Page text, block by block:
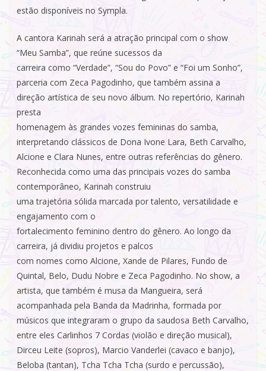
estão disponíveis no Sympla.
A cantora Karinah será a atração principal com o show
“Meu Samba”, que reúne sucessos da
carreira como “Verdade”, “Sou do Povo” e “Foi um Sonho”,
parceria com Zeca Pagodinho, que também assina a
direção artística de seu novo álbum. No repertório, Karinah
presta
homenagem às grandes vozes femininas do samba,
interpretando clássicos de Dona Ivone Lara, Beth Carvalho,
Alcione e Clara Nunes, entre outras referências do gênero.
Reconhecida como uma das principais vozes do samba
contemporâneo, Karinah construiu
uma trajetória sólida marcada por talento, versatilidade e
engajamento com o
fortalecimento feminino dentro do gênero. Ao longo da
carreira, já dividiu projetos e palcos
com nomes como Alcione, Xande de Pilares, Fundo de
Quintal, Belo, Dudu Nobre e Zeca Pagodinho. No show, a
artista, que também é musa da Mangueira, será
acompanhada pela Banda da Madrinha, formada por
músicos que integraram o grupo da saudosa Beth Carvalho,
entre eles Carlinhos 7 Cordas (violão e direção musical),
Dirceu Leite (sopros), Marcio Vanderlei (cavaco e banjo),
Beloba (tantan), Tcha Tcha Tcha (surdo e percussão),